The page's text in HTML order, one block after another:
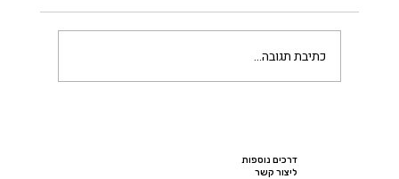
דרכים נוספות
ליצור קשר
כתיבת תגובה...